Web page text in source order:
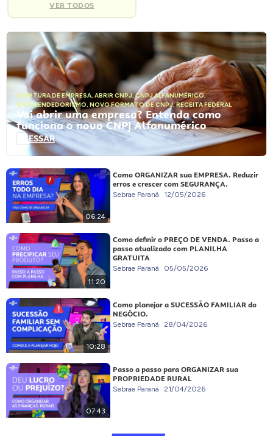
VER TODOS
ABERTURA DE EMPRESA, ABRIR CNPJ,CNPJ ALFANUMÉRICO,
EMPREENDEDORISMO, NOVO FORMATO DE CNPJ,RECEITA FEDERAL
Vai abrir uma empresa? Entenda como
funciona o novo CNPJ Alfanumérico
ACESSAR
06:24
Como ORGANIZAR sua EMPRESA. Reduzir
erros e crescer com SEGURANÇA.
Sebrae Paraná 12/05/2026
11:20
Como definir o PREÇO DE VENDA. Passo a
passo atualizado com PLANILHA
GRATUITA
Sebrae Paraná 05/05/2026
10:28
Como planejar a SUCESSÃO FAMILIAR do
NEGÓCIO.
Sebrae Paraná 28/04/2026
07:43
Passo a passo para ORGANIZAR sua
PROPRIEDADE RURAL
Sebrae Paraná 21/04/2026